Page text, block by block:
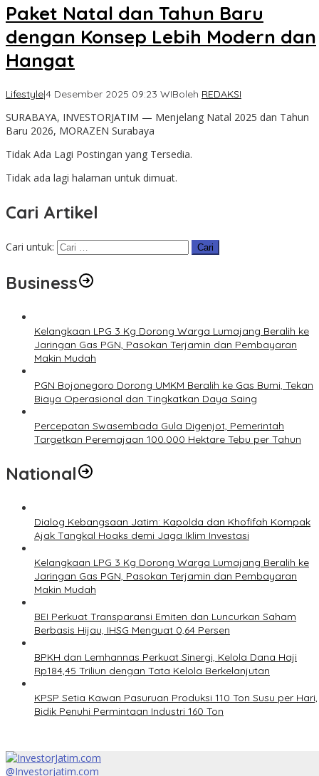
Paket Natal dan Tahun Baru
dengan Konsep Lebih Modern dan
Hangat
Lifestyle|4 Desember 2025 09:23 WIBoleh REDAKSI
SURABAYA, INVESTORJATIM — Menjelang Natal 2025 dan Tahun
Baru 2026, MORAZEN Surabaya
Tidak Ada Lagi Postingan yang Tersedia.
Tidak ada lagi halaman untuk dimuat.
Cari Artikel
Cari untuk:
Business
Kelangkaan LPG 3 Kg Dorong Warga Lumajang Beralih ke
Jaringan Gas PGN, Pasokan Terjamin dan Pembayaran
Makin Mudah
PGN Bojonegoro Dorong UMKM Beralih ke Gas Bumi, Tekan
Biaya Operasional dan Tingkatkan Daya Saing
Percepatan Swasembada Gula Digenjot, Pemerintah
Targetkan Peremajaan 100.000 Hektare Tebu per Tahun
National
Dialog Kebangsaan Jatim: Kapolda dan Khofifah Kompak
Ajak Tangkal Hoaks demi Jaga Iklim Investasi
Kelangkaan LPG 3 Kg Dorong Warga Lumajang Beralih ke
Jaringan Gas PGN, Pasokan Terjamin dan Pembayaran
Makin Mudah
BEI Perkuat Transparansi Emiten dan Luncurkan Saham
Berbasis Hijau, IHSG Menguat 0,64 Persen
BPKH dan Lemhannas Perkuat Sinergi, Kelola Dana Haji
Rp184,45 Triliun dengan Tata Kelola Berkelanjutan
KPSP Setia Kawan Pasuruan Produksi 110 Ton Susu per Hari,
Bidik Penuhi Permintaan Industri 160 Ton
@Investorjatim.com